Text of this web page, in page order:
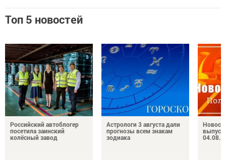
Топ 5 новостей
Российский автоблогер
посетила заинский
колёсный завод
Астрологи 3 августа дали
прогнозы всем знакам
зодиака